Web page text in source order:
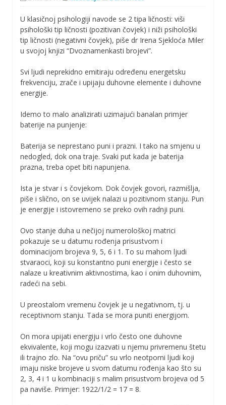
U klasičnoj psihologiji navode se 2 tipa ličnosti: viši
psihološki tip ličnosti (pozitivan čovjek) i niži psihološki
tip ličnosti (negativni čovjek), piše dr Irena Sjekloća Miler
u svojoj knjizi “Dvoznamenkasti brojevi”.
Svi ljudi neprekidno emitiraju određenu energetsku
frekvenciju, zrače i upijaju duhovne elemente i duhovne
energije.
Idemo to malo analizirati uzimajući banalan primjer
baterije na punjenje:
Baterija se neprestano puni i prazni. I tako na smjenu u
nedogled, dok ona traje. Svaki put kada je baterija
prazna, treba opet biti napunjena.
Ista je stvar i s čovjekom. Dok čovjek govori, razmišlja,
piše i slično, on se uvijek nalazi u pozitivnom stanju. Pun
je energije i istovremeno se preko ovih radnji puni.
Ovo stanje duha u nečijoj numerološkoj matrici
pokazuje se u datumu rođenja prisustvom i
dominacijom brojeva 9, 5, 6 i 1. To su mahom ljudi
stvaraoci, koji su konstantno puni energije i često se
nalaze u kreativnim aktivnostima, kao i onim duhovnim,
radeći na sebi.
U preostalom vremenu čovjek je u negativnom, tj. u
receptivnom stanju. Tada se mora puniti energijom.
On mora upijati energiju i vrlo često one duhovne
ekvivalente, koji mogu izazvati u njemu privremenu štetu
ili trajno zlo. Na “ovu priču” su vrlo neotporni ljudi koji
imaju niske brojeve u svom datumu rođenja kao što su
2, 3, 4 i 1 u kombinaciji s malim prisustvom brojeva od 5
pa naviše. Primjer: 1922/1/2 = 17 = 8.